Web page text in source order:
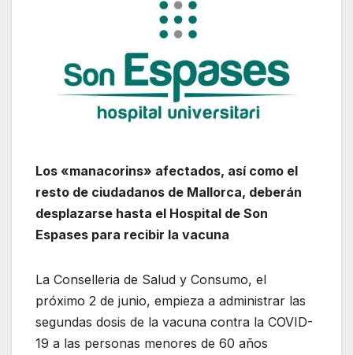
Los «manacorins» afectados, así como el
resto de ciudadanos de Mallorca, deberán
desplazarse hasta el Hospital de Son
Espases para recibir la vacuna
La Conselleria de Salud y Consumo, el
próximo 2 de junio, empieza a administrar las
segundas dosis de la vacuna contra la COVID-
19 a las personas menores de 60 años